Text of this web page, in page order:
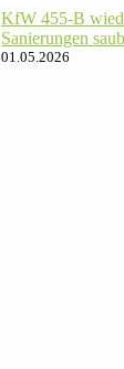
KfW 455‑B
Sanie­rungen
01.05.2026